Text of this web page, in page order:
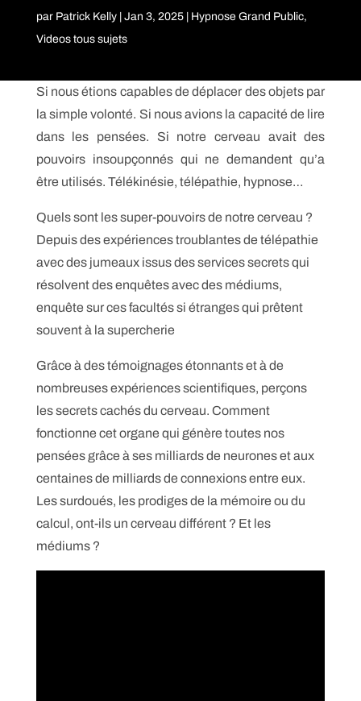
par Patrick Kelly| Jan 3, 2025| Hypnose Grand Public,
Videos tous sujets
Si nous étions capables de déplacer des objets par
la simple volonté. Si nous avions la capacité de lire
dans les pensées. Si notre cerveau avait des
pouvoirs insoupçonnés qui ne demandent qu’a
être utilisés. Télékinésie, télépathie, hypnose…
Quels sont les super-pouvoirs de notre cerveau ?
Depuis des expériences troublantes de télépathie
avec des jumeaux issus des services secrets qui
résolvent des enquêtes avec des médiums,
enquête sur ces facultés si étranges qui prêtent
souvent à la supercherie
Grâce à des témoignages étonnants et à de
nombreuses expériences scientifiques, perçons
les secrets cachés du cerveau. Comment
fonctionne cet organe qui génère toutes nos
pensées grâce à ses milliards de neurones et aux
centaines de milliards de connexions entre eux.
Les surdoués, les prodiges de la mémoire ou du
calcul, ont-ils un cerveau différent ? Et les
médiums ?